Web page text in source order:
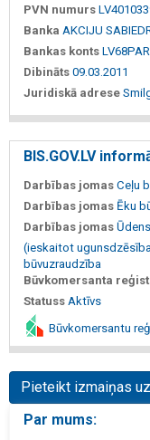
PVN numurs
Banka AKCIJU
Bankas konts
Dibināts 09.03.2011
Juridiskā adrese
BIS.GOV.LV
Darbības jomas Ceļu
Darbības jomas Ēku
Darbības jomas
(ieskaitot
būvuzraudzība
Būvkomersanta
Statuss Aktīvs
Būvkomersantu
Pieteikt izmaiņas
Par mums: